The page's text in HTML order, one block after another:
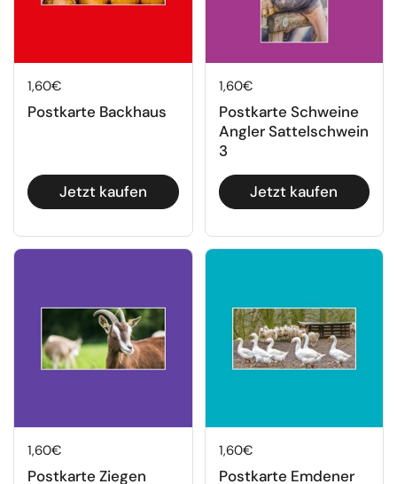
Regulärer Preis
1,60€
Postkarte Backhaus
Jetzt kaufen
Regulärer Preis
1,60€
Postkarte Schweine
Angler Sattelschwein
3
Jetzt kaufen
Regulärer Preis
1,60€
Postkarte Ziegen
Regulärer Preis
1,60€
Postkarte Emdener